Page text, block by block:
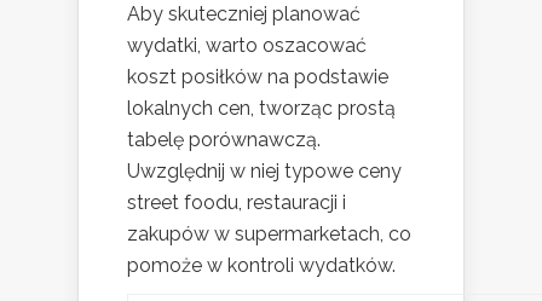
Aby skuteczniej planować
wydatki, warto oszacować
koszt posiłków na podstawie
lokalnych cen, tworząc prostą
tabelę porównawczą.
Uwzględnij w niej typowe ceny
street foodu, restauracji i
zakupów w supermarketach, co
pomoże w kontroli wydatków.